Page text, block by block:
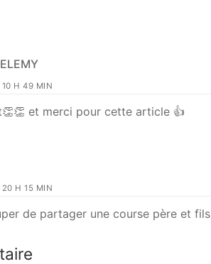
H 49 MIN
et merci pour cette article 👍
H 15 MIN
de partager une course père et fils